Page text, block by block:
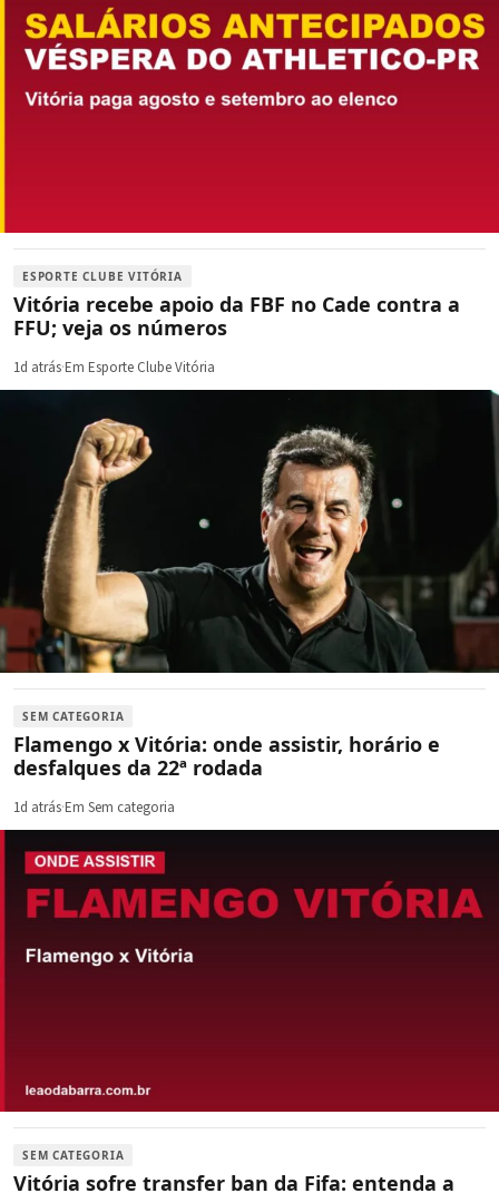
ESPORTE CLUBE VITÓRIA
Vitória recebe apoio da FBF no Cade contra a
FFU; veja os números
1d atrás·Em Esporte Clube Vitória
SEM CATEGORIA
Flamengo x Vitória: onde assistir, horário e
desfalques da 22ª rodada
1d atrás·Em Sem categoria
SEM CATEGORIA
Vitória sofre transfer ban da Fifa: entenda a